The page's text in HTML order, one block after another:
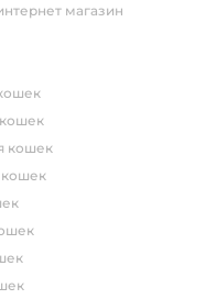
магазин
кошек
кошек